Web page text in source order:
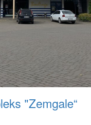
"Zemgale“